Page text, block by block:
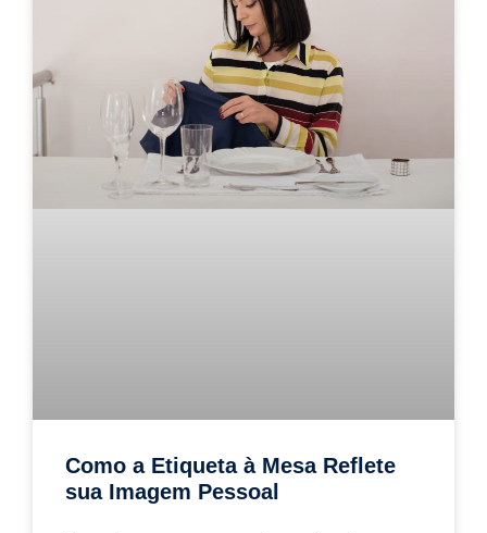
Como a Etiqueta à Mesa Reflete
sua Imagem Pessoal